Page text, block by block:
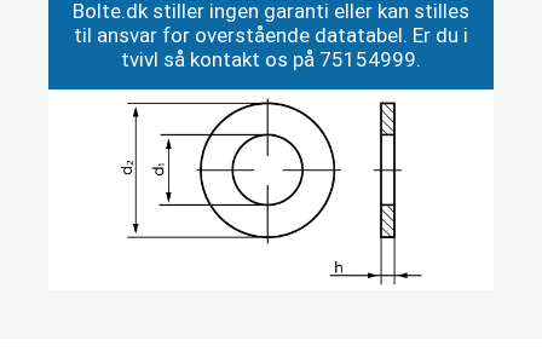
Bolte.dk stiller ingen garanti eller kan stilles
til ansvar for overstående datatabel. Er du i
tvivl så kontakt os på 75154999.